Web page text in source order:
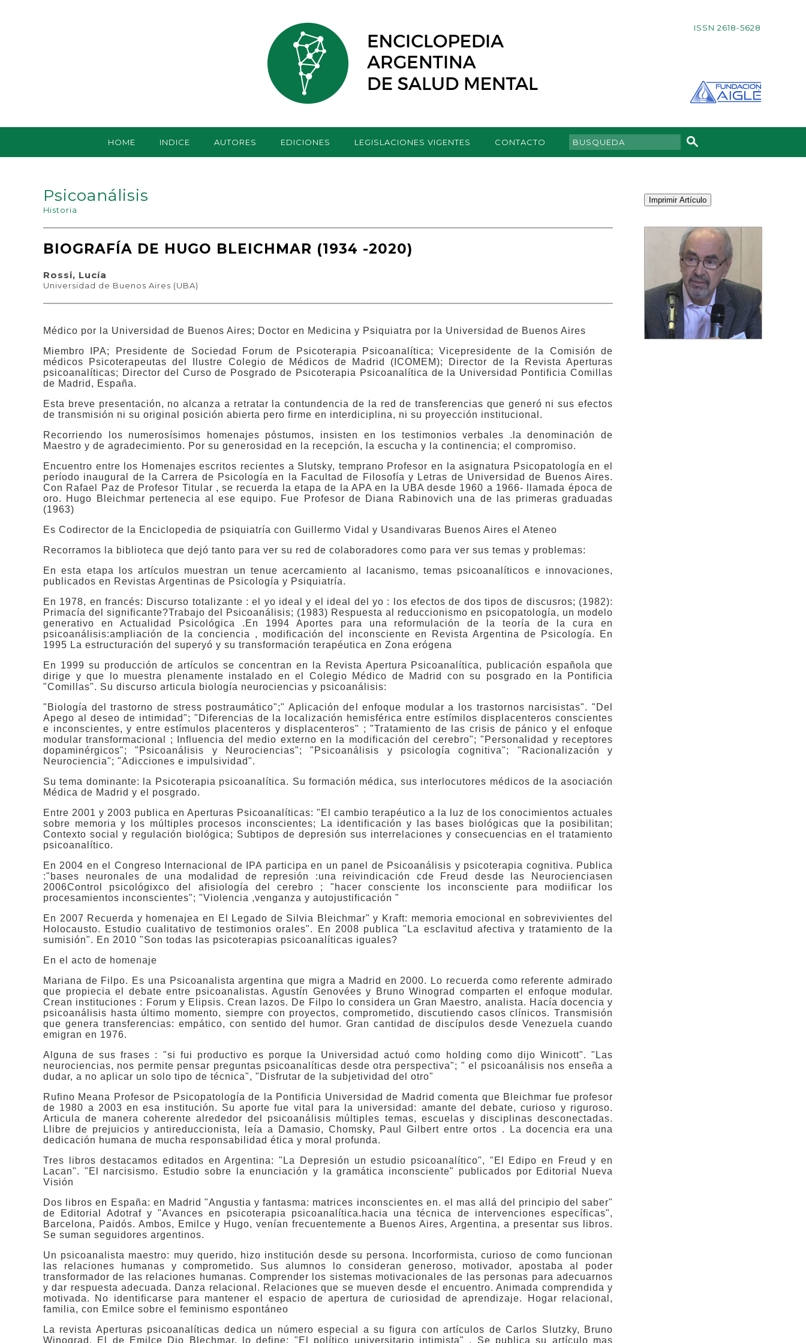
ISSN 2618-5628
HOME INDICE AUTORES EDICIONES LEGISLACIONES VIGENTES CONTACTO
Psicoanálisis Imprimir Artículo
Historia
BIOGRAFÍA DE HUGO BLEICHMAR (1934 -2020)
Rossi, Lucía
Universidad de Buenos Aires (UBA)
Médico por la Universidad de Buenos Aires; Doctor en Medicina y Psiquiatra por la Universidad de Buenos Aires
Miembro IPA; Presidente de Sociedad Forum de Psicoterapia Psicoanalítica; Vicepresidente de la Comisión de
médicos Psicoterapeutas del Ilustre Colegio de Médicos de Madrid (ICOMEM); Director de la Revista Aperturas
psicoanalíticas; Director del Curso de Posgrado de Psicoterapia Psicoanalítica de la Universidad Pontificia Comillas
de Madrid, España.
Esta breve presentación, no alcanza a retratar la contundencia de la red de transferencias que generó ni sus efectos
de transmisión ni su original posición abierta pero firme en interdiciplina, ni su proyección institucional.
Recorriendo los numerosísimos homenajes póstumos, insisten en los testimonios verbales .la denominación de
Maestro y de agradecimiento. Por su generosidad en la recepción, la escucha y la continencia; el compromiso.
Encuentro entre los Homenajes escritos recientes a Slutsky, temprano Profesor en la asignatura Psicopatología en el
período inaugural de la Carrera de Psicología en la Facultad de Filosofía y Letras de Universidad de Buenos Aires.
Con Rafael Paz de Profesor Titular , se recuerda la etapa de la APA en la UBA desde 1960 a 1966- llamada época de
oro. Hugo Bleichmar pertenecia al ese equipo. Fue Profesor de Diana Rabinovich una de las primeras graduadas
(1963)
Es Codirector de la Enciclopedia de psiquiatría con Guillermo Vidal y Usandivaras Buenos Aires el Ateneo
Recorramos la biblioteca que dejó tanto para ver su red de colaboradores como para ver sus temas y problemas:
En esta etapa los artículos muestran un tenue acercamiento al lacanismo, temas psicoanalíticos e innovaciones,
publicados en Revistas Argentinas de Psicología y Psiquiatría.
En 1978, en francés: Discurso totalizante : el yo ideal y el ideal del yo : los efectos de dos tipos de discusros; (1982):
Primacía del significante?Trabajo del Psicoanálisis; (1983) Respuesta al reduccionismo en psicopatología, un modelo
generativo en Actualidad Psicológica .En 1994 Aportes para una reformulación de la teoría de la cura en
psicoanálisis:ampliación de la conciencia , modificación del inconsciente en Revista Argentina de Psicología. En
1995 La estructuración del superyó y su transformación terapéutica en Zona erógena
En 1999 su producción de artículos se concentran en la Revista Apertura Psicoanalítica, publicación española que
dirige y que lo muestra plenamente instalado en el Colegio Médico de Madrid con su posgrado en la Pontificia
"Comillas". Su discurso articula biología neurociencias y psicoanálisis:
" Biología del trastorno de stress postraumático";" Aplicación del enfoque modular a los trastornos narcisistas". "Del
Apego al deseo de intimidad"; "Diferencias de la localización hemisférica entre estímilos displacenteros conscientes
e inconscientes, y entre estímulos placenteros y displacenteros" ; "Tratamiento de las crisis de pánico y el enfoque
modular transformacional ; Influencia del medio externo en la modificación del cerebro"; "Personalidad y receptores
dopaminérgicos"; "Psicoanálisis y Neurociencias"; "Psicoanálisis y psicología cognitiva"; "Racionalización y
Neurociencia"; "Adicciones e impulsividad".
Su tema dominante: la Psicoterapia psicoanalítica. Su formación médica, sus interlocutores médicos de la asociación
Médica de Madrid y el posgrado.
Entre 2001 y 2003 publica en Aperturas Psicoanalíticas: "El cambio terapéutico a la luz de los conocimientos actuales
sobre memoria y los múltiples procesos inconscientes; La identificación y las bases biológicas que la posibilitan;
Contexto social y regulación biológica; Subtipos de depresión sus interrelaciones y consecuencias en el tratamiento
psicoanalítico.
En 2004 en el Congreso Internacional de IPA participa en un panel de Psicoanálisis y psicoterapia cognitiva. Publica
:"bases neuronales de una modalidad de represión :una reivindicación cde Freud desde las Neurocienciasen
2006Control psicológixco del afisiología del cerebro ; "hacer consciente los inconsciente para modiificar los
procesamientos inconscientes"; "Violencia ,venganza y autojustificación "
En 2007 Recuerda y homenajea en El Legado de Silvia Bleichmar" y Kraft: memoria emocional en sobrevivientes del
Holocausto. Estudio cualitativo de testimonios orales". En 2008 publica "La esclavitud afectiva y tratamiento de la
sumisión". En 2010 "Son todas las psicoterapias psicoanalíticas iguales?
En el acto de homenaje
Mariana de Filpo. Es una Psicoanalista argentina que migra a Madrid en 2000. Lo recuerda como referente admirado
que propiecia el debate entre psicoanalistas. Agustín Genovées y Bruno Winograd comparten el enfoque modular.
Crean instituciones : Forum y Elipsis. Crean lazos. De Filpo lo considera un Gran Maestro, analista. Hacía docencia y
psicoanálisis hasta último momento, siempre con proyectos, comprometido, discutiendo casos clínicos. Transmisión
que genera transferencias: empático, con sentido del humor. Gran cantidad de discípulos desde Venezuela cuando
emigran en 1976.
Alguna de sus frases : "si fui productivo es porque la Universidad actuó como holding como dijo Winicott". "Las
neurociencias, nos permite pensar preguntas psicoanalíticas desde otra perspectiva"; " el psicoanálisis nos enseña a
dudar, a no aplicar un solo tipo de técnica", "Disfrutar de la subjetividad del otro"
Rufino Meana Profesor de Psicopatología de la Pontificia Universidad de Madrid comenta que Bleichmar fue profesor
de 1980 a 2003 en esa institución. Su aporte fue vital para la universidad: amante del debate, curioso y riguroso.
Articula de manera coherente alrededor del psicoanálisis múltiples temas, escuelas y disciplinas desconectadas.
Llibre de prejuicios y antireduccionista, leía a Damasio, Chomsky, Paul Gilbert entre ortos . La docencia era una
dedicación humana de mucha responsabilidad ética y moral profunda.
Tres libros destacamos editados en Argentina: "La Depresión un estudio psicoanalítico", "El Edipo en Freud y en
Lacan". "El narcisismo. Estudio sobre la enunciación y la gramática inconsciente" publicados por Editorial Nueva
Visión
Dos libros en España: en Madrid "Angustia y fantasma: matrices inconscientes en. el mas allá del principio del saber"
de Editorial Adotraf y "Avances en psicoterapia psicoanalítica.hacia una técnica de intervenciones específicas",
Barcelona, Paidós. Ambos, Emilce y Hugo, venían frecuentemente a Buenos Aires, Argentina, a presentar sus libros.
Se suman seguidores argentinos.
Un psicoanalista maestro: muy querido, hizo institución desde su persona. Incorformista, curioso de como funcionan
las relaciones humanas y comprometido. Sus alumnos lo consideran generoso, motivador, apostaba al poder
transformador de las relaciones humanas. Comprender los sistemas motivacionales de las personas para adecuarnos
y dar respuesta adecuada. Danza relacional. Relaciones que se mueven desde el encuentro. Animada comprendida y
motivada. No identificarse para mantener el espacio de apertura de curiosidad de aprendizaje. Hogar relacional,
familia, con Emilce sobre el feminismo espontáneo
La revista Aperturas psicoanalíticas dedica un número especial a su figura con artículos de Carlos Slutzky, Bruno
Winograd. El de Emilce Dio Blechmar, lo define: "El político universitario intimista" . Se publica su artículo mas